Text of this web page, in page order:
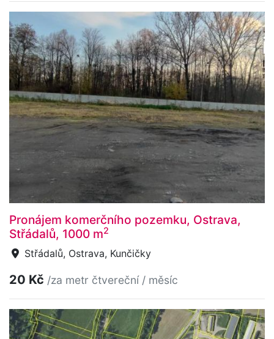
Pronájem komerčního pozemku, Ostrava,
Střádalů, 1000 m2
Střádalů, Ostrava, Kunčičky
20 Kč /za metr čtvereční / měsíc